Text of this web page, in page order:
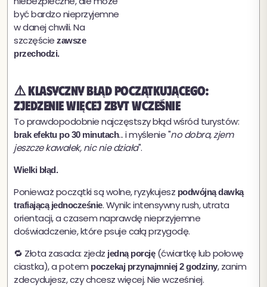
być bardzo nieprzyjemne
w danej chwili. Na
szczęście zawsze
przechodzi.
⚠️ Klasyczny błąd początkującego:
zjedzenie więcej zbyt wcześnie
To prawdopodobnie najczęstszy błąd wśród turystów:
brak efektu po 30 minutach... i myślenie "no dobra, zjem
jeszcze kawałek, nic nie działa".
Wielki błąd.
Ponieważ początki są wolne, ryzykujesz podwójną dawką
trafiającą jednocześnie. Wynik: intensywny rush, utrata
orientacji, a czasem naprawdę nieprzyjemne
doświadczenie, które psuje całą przygodę.
🔁 Złota zasada: zjedz jedną porcję(ćwiartkę lub połowę
ciastka), a potem poczekaj przynajmniej 2 godziny, zanim
zdecydujesz, czy chcesz więcej. Nie wcześniej.